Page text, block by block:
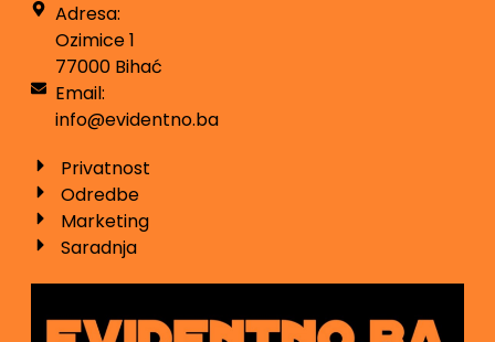
Adresa:
Ozimice 1
77000 Bihać
Email:
info@evidentno.ba
Privatnost
Odredbe
Marketing
Saradnja